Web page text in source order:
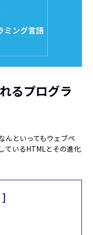
るプログラ
んといってもウェブペ
ているHTMLとその進化
］